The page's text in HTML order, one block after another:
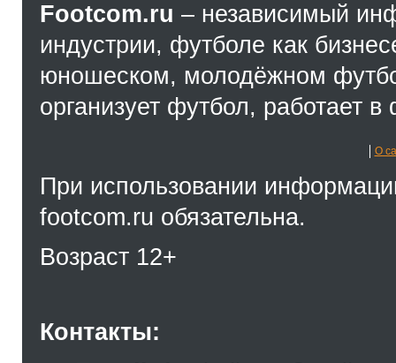
Footcom.ru – независимый
индустрии, футболе как
юношеском, молодёжном
организует футбол, работает
О
При использовании
footcom.ru обязательна.
Возраст 12+
Контакты: